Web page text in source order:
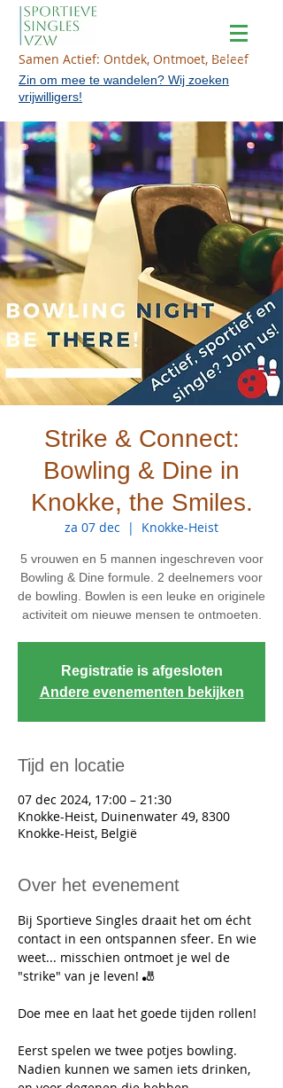
Samen Actief: Ontdek, Ontmoet, Beleef
Zin om mee te wandelen? Wij zoeken
vrijwilligers!
Strike & Connect:
Bowling & Dine in
Knokke, the Smiles.
za 07 dec
  |
Knokke-Heist
5 vrouwen en 5 mannen ingeschreven voor
Bowling & Dine formule. 2 deelnemers voor
de bowling. Bowlen is een leuke en originele
activiteit om nieuwe mensen te ontmoeten.
Registratie is afgesloten
Andere evenementen bekijken
Tijd en locatie
07 dec 2024, 17:00 – 21:30
Knokke-Heist, Duinenwater 49, 8300
Knokke-Heist, België
Over het evenement
Bij Sportieve Singles draait het om écht
contact in een ontspannen sfeer. En wie
weet... misschien ontmoet je wel de
"strike" van je leven! 🎳
Doe mee en laat het goede tijden rollen!
Eerst spelen we twee potjes bowling.
Nadien kunnen we samen iets drinken,